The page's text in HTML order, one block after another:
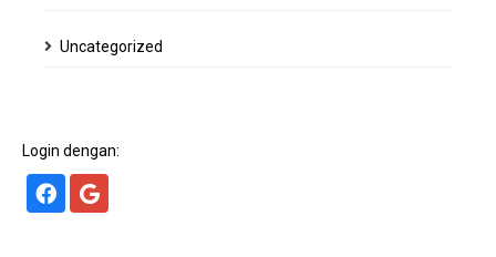
Uncategorized
Login dengan: